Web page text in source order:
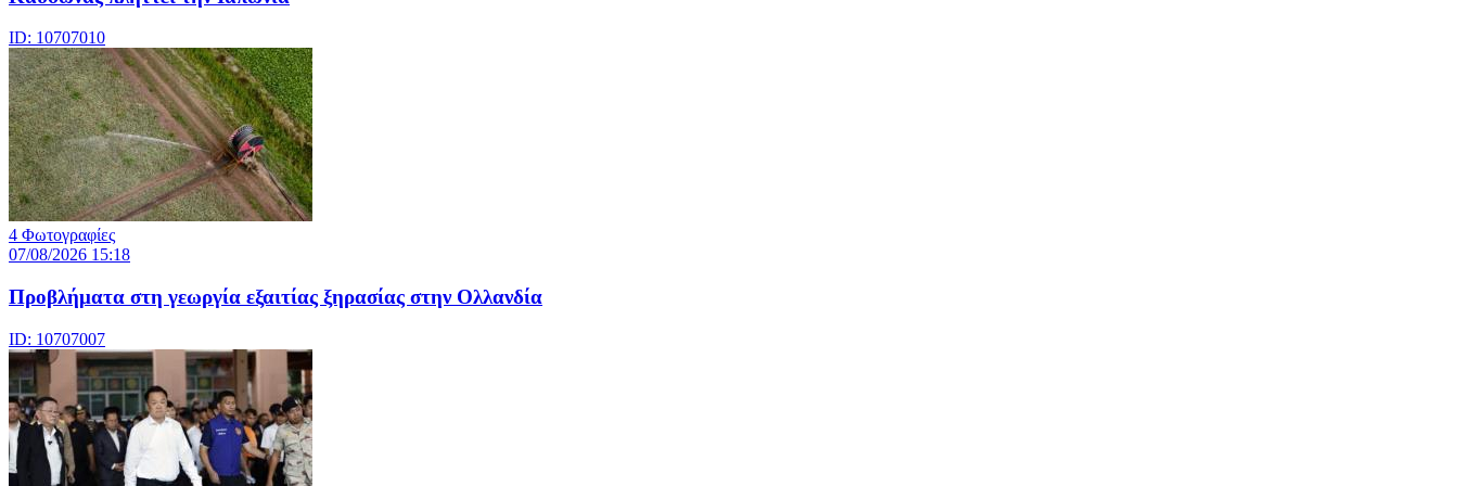
ID: 10707010
4 Φωτογραφίες
07/08/2026 15:18
Προβλήματα στη γεωργία εξαιτίας ξηρασίας στην Ολλανδία
ID: 10707007